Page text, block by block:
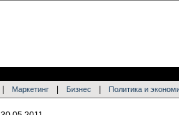
Маркетинг Бизнес Политика и